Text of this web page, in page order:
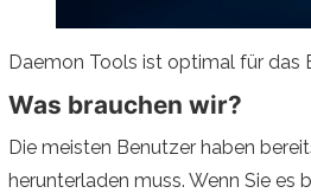
Daemon Tools ist optimal für das
Was brauchen wir?
Die meisten Benutzer haben
herunterladen muss. Wenn Sie es